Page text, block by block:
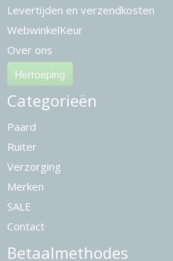
Levertijden en verzendkosten
WebwinkelKeur
Over ons
Herroeping
Categorieën
Paard
Ruiter
Verzorging
Merken
SALE
Contact
Betaalmethodes